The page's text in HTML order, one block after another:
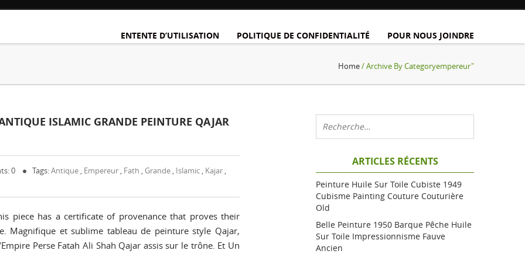
ENTENTE D’UTILISATION
POLITIQUE DE CONFIDENTIALITÉ POUR NOUS JOINDRE
Home/ Archive By Categoryempereur"
ISLAMIC GRANDE PEINTURE QAJAR
0 Tags:Antique , Empereur , Fath , Grande , Islamic , Kajar ,
piece has a certificate of provenance that proves their
Magnifique et sublime tableau de peinture style Qajar,
Perse Fatah Ali Shah Qajar assis sur le trône. Et Un
ARTICLES RÉCENTS
Peinture Huile Sur Toile Cubiste 1949
Cubisme Painting Couture Couturière
Old
Belle Peinture 1950 Barque Pêche Huile
Sur Toile Impressionnisme Fauve
Ancien